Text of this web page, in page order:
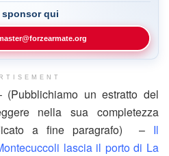
sponsor qui
un estratto del
nella sua completezza
a fine paragrafo) – Il
lascia il porto di La